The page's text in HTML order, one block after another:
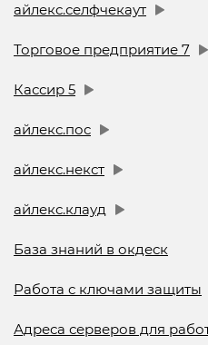
айлекс.селфчекаут
Торговое предприятие 7
Кассир 5
айлекс.пос
айлекс.некст
айлекс.клауд
База знаний в окдеск
Работа с ключами защиты
Адреса серверов для